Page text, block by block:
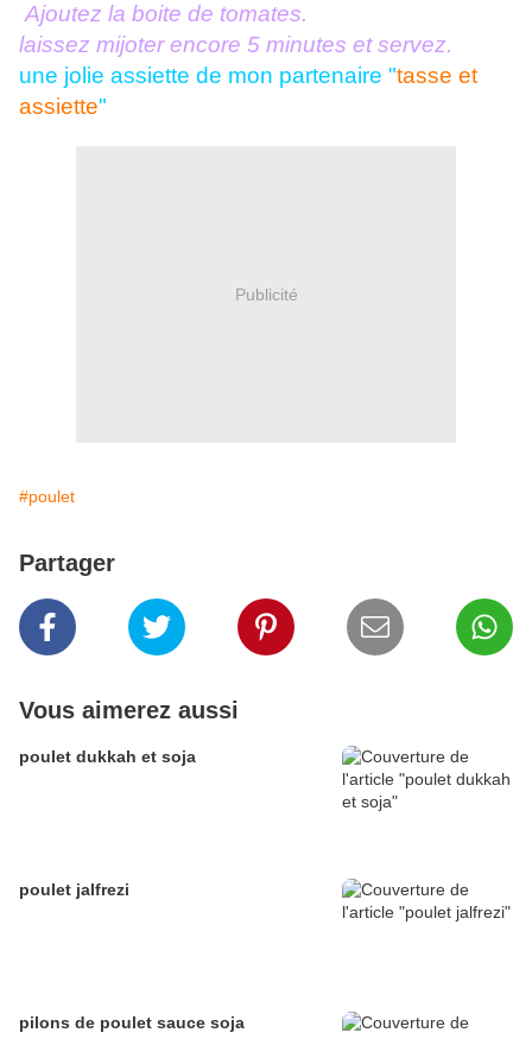
Ajoutez la boite de tomates.
laissez mijoter encore 5 minutes et servez.
une jolie assiette de mon partenaire "tasse et
assiette"
Publicité
#poulet
Partager
Vous aimerez aussi
poulet dukkah et soja
poulet jalfrezi
pilons de poulet sauce soja